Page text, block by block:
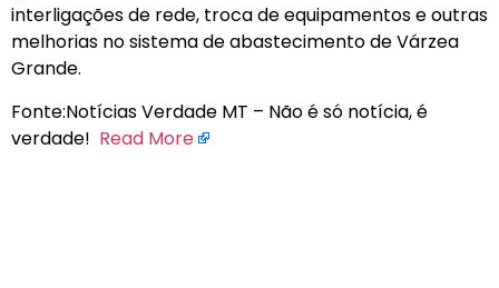
interligações de rede, troca de equipamentos e outras
melhorias no sistema de abastecimento de Várzea
Grande.
Fonte:Notícias Verdade MT – Não é só notícia, é
verdade! Read More